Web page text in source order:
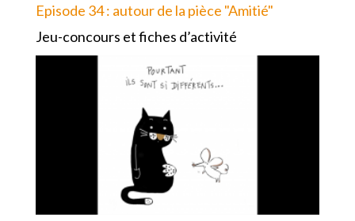
Episode 34 : autour de la pièce "Amitié"
Jeu-concours et fiches d’activité